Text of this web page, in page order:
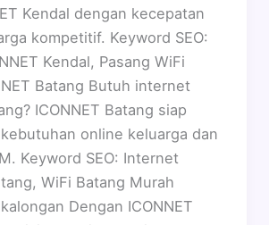
Kendal dengan kecepatan
kompetitif. Keyword SEO:
Kendal, Pasang WiFi
Batang Butuh internet
ICONNET Batang siap
online keluarga dan
Keyword SEO: Internet
WiFi Batang Murah
Dengan ICONNET